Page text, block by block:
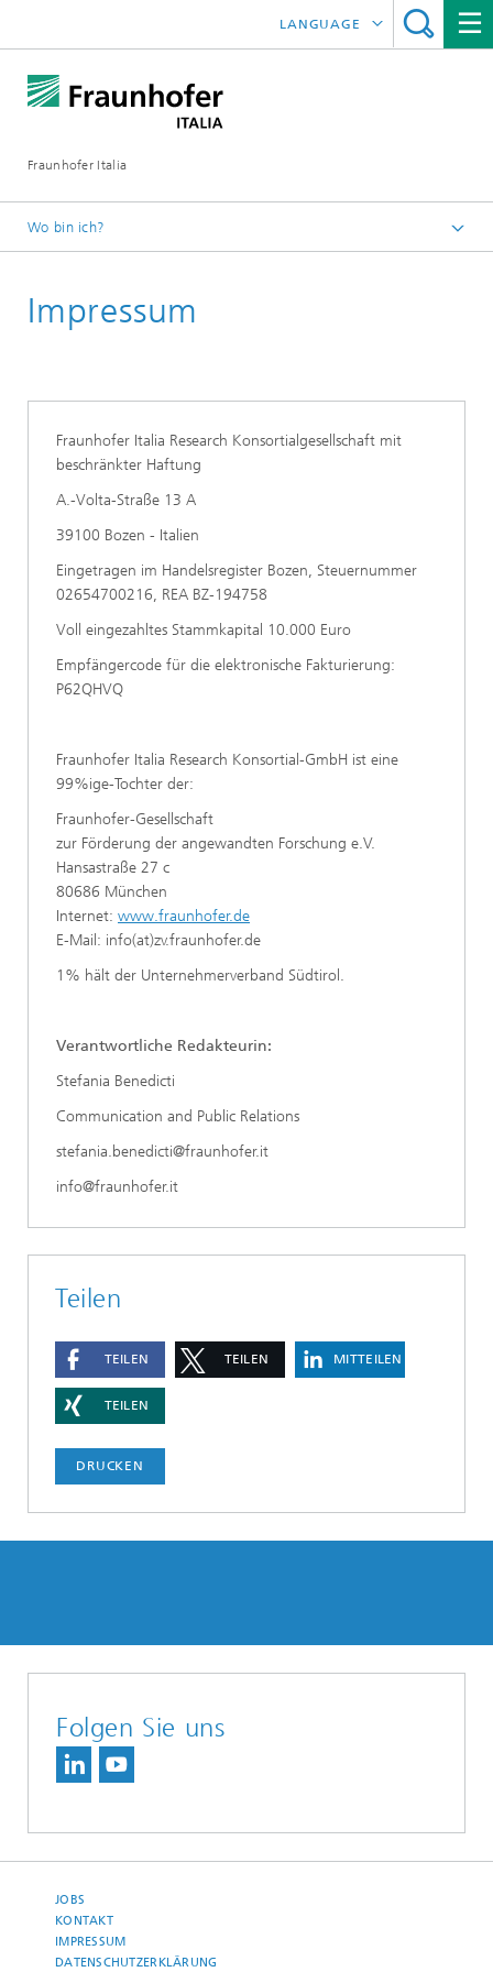
Fraunhofer Italia
LANGUAGE
Wo bin ich?
Impressum
Fraunhofer Italia Research Konsortialgesellschaft mit
beschränkter Haftung
A.-Volta-Straße 13 A
39100 Bozen - Italien
Eingetragen im Handelsregister Bozen, Steuernummer
02654700216, REA BZ-194758
Voll eingezahltes Stammkapital 10.000 Euro
Empfängercode für die elektronische Fakturierung:
P62QHVQ
Fraunhofer Italia Research Konsortial-GmbH ist eine
99%ige-Tochter der:
Fraunhofer-Gesellschaft
zur Förderung der angewandten Forschung e.V.
Hansastraße 27 c
80686 München
Internet: www.fraunhofer.de
E-Mail: info(at)zv.fraunhofer.de
1% hält der Unternehmerverband Südtirol.
Verantwortliche Redakteurin:
Stefania Benedicti
Communication and Public Relations
stefania.benedicti@fraunhofer.it
info@fraunhofer.it
Teilen
TEILEN TEILEN MITTEILEN
TEILEN
DRUCKEN
Folgen Sie uns
JOBS
KONTAKT
IMPRESSUM
DATENSCHUTZERKLÄRUNG